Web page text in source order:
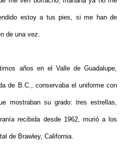
estoy a tus pies, si me han de
de una vez.
años en el Valle de Guadalupe,
de B.C., conservaba el uniforme con
mostraban su grado: tres estrellas,
recibida desde 1962, murió a los
de Brawley, California.